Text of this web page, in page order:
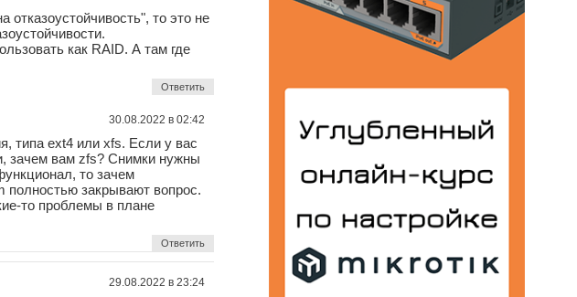
отказоустойчивость", то это не
как RAID. А там где
Ответить
30.08.2022 в 02:42
типа ext4 или xfs. Если у вас
зачем вам zfs? Снимки нужны
то зачем
полностью закрывают вопрос.
то проблемы в плане
Ответить
29.08.2022 в 23:24